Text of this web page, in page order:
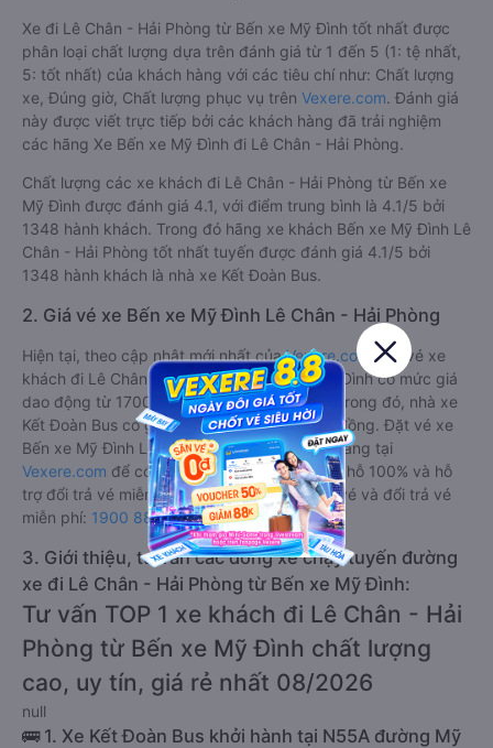
Xe đi Lê Chân - Hải Phòng từ Bến xe Mỹ Đình tốt nhất được
phân loại chất lượng dựa trên đánh giá từ 1 đến 5 (1: tệ nhất,
5: tốt nhất) của khách hàng với các tiêu chí như: Chất lượng
xe, Đúng giờ, Chất lượng phục vụ trên Vexere.com. Đánh giá
này được viết trực tiếp bởi các khách hàng đã trải nghiệm
các hãng Xe Bến xe Mỹ Đình đi Lê Chân - Hải Phòng.
Chất lượng các xe khách đi Lê Chân - Hải Phòng từ Bến xe
Mỹ Đình được đánh giá 4.1, với điểm trung bình là 4.1/5 bởi
1348 hành khách. Trong đó hãng xe khách Bến xe Mỹ Đình Lê
Chân - Hải Phòng tốt nhất tuyến được đánh giá 4.1/5 bởi
1348 hành khách là nhà xe Kết Đoàn Bus.
2. Giá vé xe Bến xe Mỹ Đình Lê Chân - Hải Phòng
Hiện tại, theo cập nhật mới nhất củaVexere.com
, giá vé xe
khách đi Lê Chân - Hải Phòng từ Bến xe Mỹ Đình có mức giá
dao động từ 170000 đồng - 170000 đồng. Trong đó, nhà xe
Kết Đoàn Bus có giá vé rẻ nhất, chỉ 170000 đồng. Đặt vé xe
Bến xe Mỹ Đình Lê Chân - Hải Phòng chính hãng tại
Vexere.com để có giá rẻ nhất, đảm bảo giữ chỗ 100% và hỗ
trợ đổi trả vé miễn phí. Tổng đài tư vấn, đặt vé và đổi trả vé
miễn phí: 1900 888684.
3. Giới thiệu, tư vấn các dòng xe chạy tuyến đường
xe đi Lê Chân - Hải Phòng từ Bến xe Mỹ Đình:
Tư vấn TOP 1 xe khách đi Lê Chân - Hải
Phòng từ Bến xe Mỹ Đình chất lượng
cao, uy tín, giá rẻ nhất 08/2026
null
🚌 1. Xe Kết Đoàn Bus khởi hành tại N55A đường Mỹ